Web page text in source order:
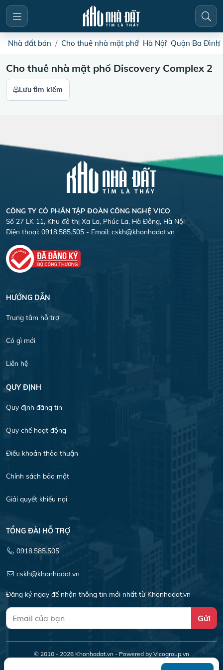
Nhà đất bán Cho thuê nhà mặt phố Hà Nội Quận Ba Đình
Cho thuê nhà mặt phố Discovery Complex 2
Lưu tìm kiếm
CÔNG TY CỎ PHẦN TẬP ĐOÀN CÔNG NGHỆ VICO
Số 27 LK 11, Khu đô thị Xa La, Phúc La, Hà Đông, Hà Nội
Điện thoại: 0918.585.505 - Email: cskh@khonhadat.vn
HƯỚNG DẪN
Trung tâm hỗ trợ
Có gì mới
Liên hệ
QUY ĐỊNH
Quy định đăng tin
Quy chế hoạt động
Điều khoản thỏa thuận
Chính sách bảo mật
Giải quyết khiếu nại
TỔNG ĐÀI HỖ TRỢ
0918.585.505
cskh@khonhadat.vn
Đăng ký ngay để nhận thông tin mới nhất từ Khonhadat.vn
Gửi
© 2010 - 2026 Khonhadat.vn - Powered by Vicogroup.vn